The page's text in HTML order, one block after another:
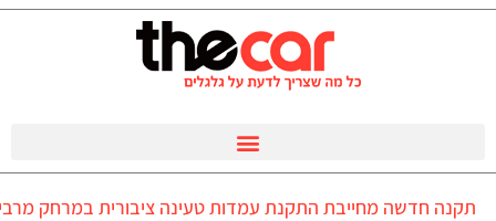
תקנה חדשה מחייבת התקנת עמדות טעינה ציבורית במרחק מרבי